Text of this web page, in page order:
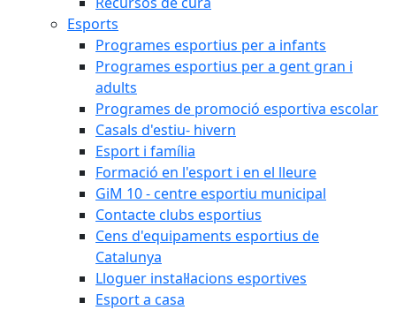
Esports
Programes esportius per a infants
Programes esportius per a gent gran i
adults
Programes de promoció esportiva escolar
Casals d'estiu- hivern
Esport i família
Formació en l'esport i en el lleure
GiM 10 - centre esportiu municipal
Contacte clubs esportius
Cens d'equipaments esportius de
Catalunya
Lloguer instal·lacions esportives
Esport a casa